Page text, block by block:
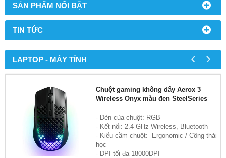
SẢN PHẨM NỔI BẬT
TIN TỨC
LAPTOP - MÁY TÍNH
Chuột gaming không dây Aerox 3
Wireless Onyx màu đen SteelSeries
- Đèn của chuột: RGB
- Kết nối: 2.4 GHz Wireless, Bluetooth
- Kiểu cầm chuột: Ergonomic / Công thái
học
- DPI tối đa 18000DPI
‹ ›